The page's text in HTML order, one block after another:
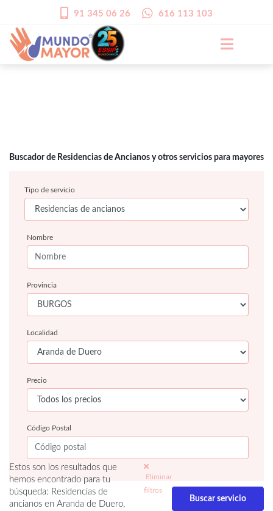
91 345 06 26 616 113 103
Buscador de Residencias de Ancianos y otros servicios para mayores
Tipo de servicio
Nombre
Provincia
Localidad
Precio
Código Postal
Estos son los resultados que
hemos encontrado para tu
búsqueda: Residencias de
ancianos en Aranda de Duero,
Eliminar
filtros